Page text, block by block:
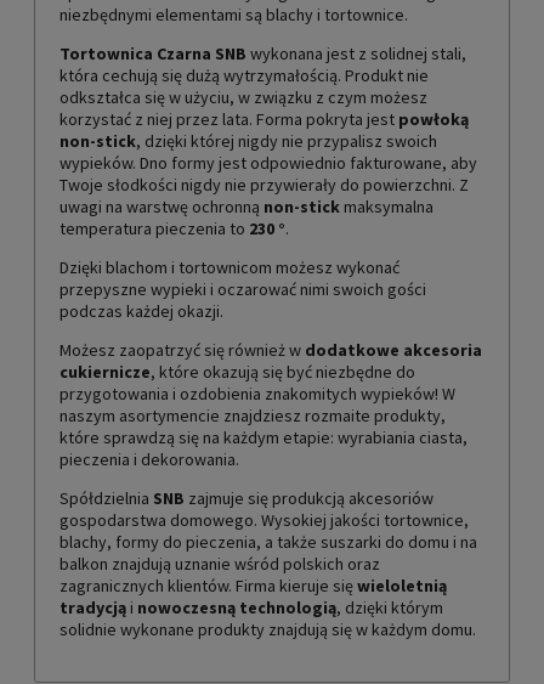
niezbędnymi elementami są blachy i tortownice.
Tortownica Czarna SNB wykonana jest z solidnej stali,
która cechują się dużą wytrzymałością. Produkt nie
odkształca się w użyciu, w związku z czym możesz
korzystać z niej przez lata. Forma pokryta jest powłoką
non-stick, dzięki której nigdy nie przypalisz swoich
wypieków. Dno formy jest odpowiednio fakturowane, aby
Twoje słodkości nigdy nie przywierały do powierzchni. Z
uwagi na warstwę ochronną non-stick maksymalna
temperatura pieczenia to 230 °.
Dzięki blachom i tortownicom możesz wykonać
przepyszne wypieki i oczarować nimi swoich gości
podczas każdej okazji.
Możesz zaopatrzyć się również w dodatkowe akcesoria
cukiernicze, które okazują się być niezbędne do
przygotowania i ozdobienia znakomitych wypieków! W
naszym asortymencie znajdziesz rozmaite produkty,
które sprawdzą się na każdym etapie: wyrabiania ciasta,
pieczenia i dekorowania.
Spółdzielnia SNB zajmuje się produkcją akcesoriów
gospodarstwa domowego. Wysokiej jakości tortownice,
blachy, formy do pieczenia, a także suszarki do domu i na
balkon znajdują uznanie wśród polskich oraz
zagranicznych klientów. Firma kieruje sięwieloletnią
tradycją i nowoczesną technologią, dzięki którym
solidnie wykonane produkty znajdują się w każdym domu.